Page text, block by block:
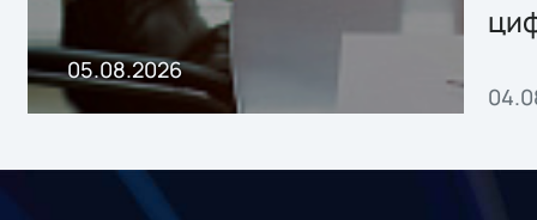
05.08.2026